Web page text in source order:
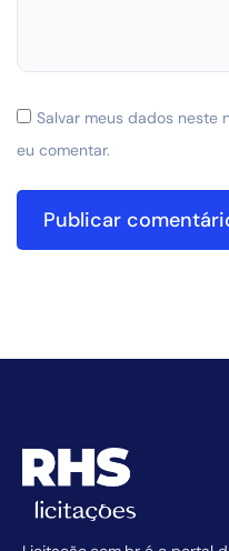
Salvar meus dados neste
eu comentar.